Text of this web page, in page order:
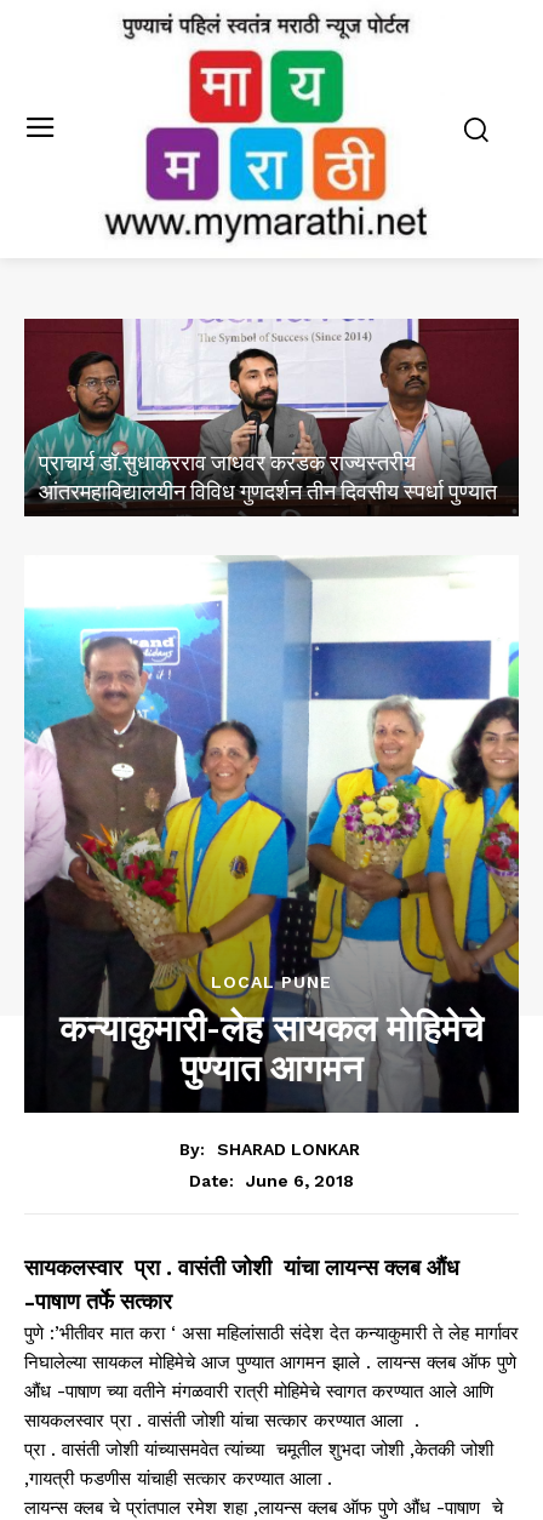
प्राचार्य डॉ.सुधाकरराव जाधवर करंडक राज्यस्तरीय
आंतरमहाविद्यालयीन विविध गुणदर्शन तीन दिवसीय स्पर्धा पुण्यात
LOCAL PUNE
कन्याकुमारी-लेह सायकल मोहिमेचे
पुण्यात आगमन
By:
SHARAD LONKAR
Date:
June 6, 2018
सायकलस्वार प्रा . वासंती जोशी यांचा लायन्स क्लब औंध
-पाषाण तर्फे सत्कार
पुणे :’भीतीवर मात करा ‘ असा महिलांसाठी संदेश देत कन्याकुमारी ते लेह मार्गावर
निघालेल्या सायकल मोहिमेचे आज पुण्यात आगमन झाले . लायन्स क्लब ऑफ पुणे
औंध -पाषाण च्या वतीने मंगळवारी रात्री मोहिमेचे स्वागत करण्यात आले आणि
सायकलस्वार प्रा . वासंती जोशी यांचा सत्कार करण्यात आला .
प्रा . वासंती जोशी यांच्यासमवेत त्यांच्या चमूतील शुभदा जोशी ,केतकी जोशी
,गायत्री फडणीस यांचाही सत्कार करण्यात आला .
लायन्स क्लब चे प्रांतपाल रमेश शहा ,लायन्स क्लब ऑफ पुणे औंध -पाषाण चे